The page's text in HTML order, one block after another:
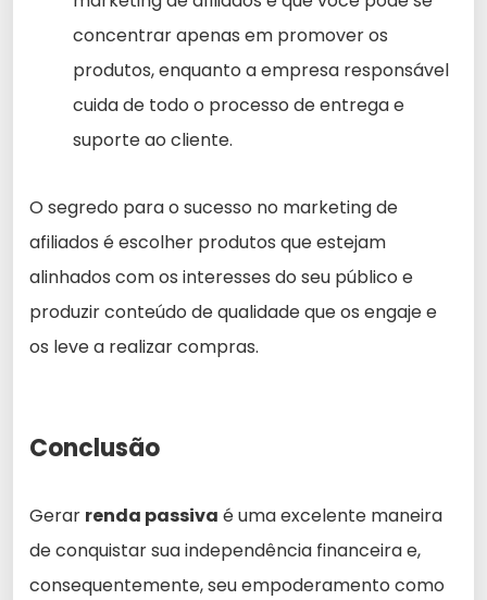
concentrar apenas em promover os
produtos, enquanto a empresa responsável
cuida de todo o processo de entrega e
suporte ao cliente.
O segredo para o sucesso no marketing de
afiliados é escolher produtos que estejam
alinhados com os interesses do seu público e
produzir conteúdo de qualidade que os engaje e
os leve a realizar compras.
Conclusão
Gerar renda passiva é uma excelente maneira
de conquistar sua independência financeira e,
consequentemente, seu empoderamento como